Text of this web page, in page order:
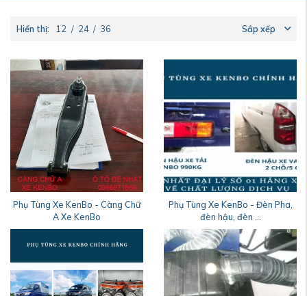
Hiển thị: 12 / 24 / 36 Sắp xếp
Phụ Tùng Xe KenBo - Càng Chữ
A Xe KenBo
Phụ Tùng Xe KenBo - Đèn Pha,
đèn hậu, đèn ...